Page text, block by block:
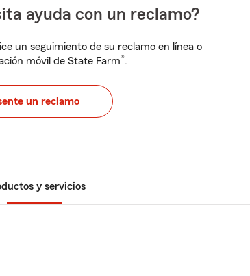
ayuda con un reclamo?
un seguimiento de su reclamo en línea o
móvil de State Farm®.
un reclamo
y servicios